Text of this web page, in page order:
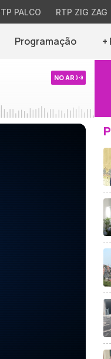
PALCO RTP ZIG ZAG
Programação +
NO AR